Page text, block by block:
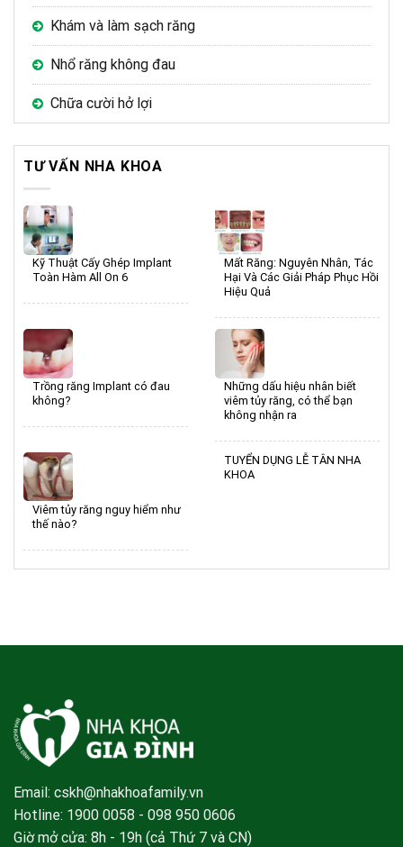
Khám và làm sạch răng
Nhổ răng không đau
Chữa cười hở lợi
TƯ VẤN NHA KHOA
Kỹ Thuật Cấy Ghép Implant
Toàn Hàm All On 6
Mất Răng: Nguyên Nhân, Tác
Hại Và Các Giải Pháp Phục Hồi
Hiệu Quả
Trồng răng Implant có đau
không?
Những dấu hiệu nhân biết
viêm tủy răng, có thể bạn
không nhận ra
Viêm tủy răng nguy hiểm như
thế nào?
TUYỂN DỤNG LỄ TÂN NHA
KHOA
Email: cskh@nhakhoafamily.vn
Hotline: 1900 0058 - 098 950 0606
Giờ mở cửa: 8h - 19h (cả Thứ 7 và CN)